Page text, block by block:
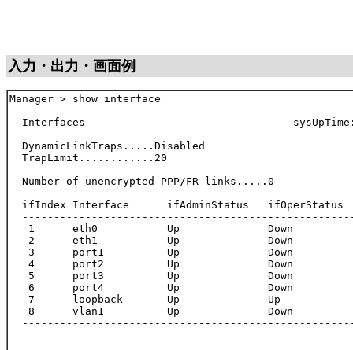
入力・出力・画面例
Manager > show interface
Interfaces
  DynamicLinkTraps.....Disabled
  TrapLimit............20
  Number of unencrypted PPP/FR links.....0
ifIndex Interface      ifAdminStatus   ifOperStatus
1      eth0           Up              Down
2      eth1           Up              Down
3      port1          Up              Down
4      port2          Up              Down
5      port3          Up              Down
6      port4          Up              Down
7      loopback       Up              Up
8      vlan1          Up              Down